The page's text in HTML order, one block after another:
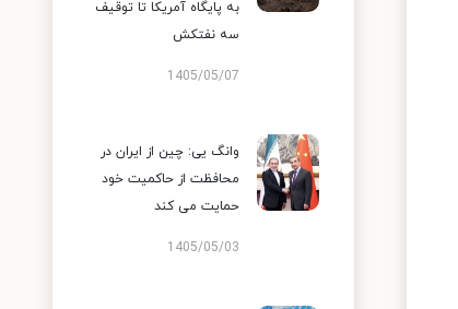
به پایگاه آمریکا تا توقیف
سه نفتکش
1405/05/07
وانگ یی: چین از ایران در
محافظت از حاکمیت خود
حمایت می کند
1405/05/03